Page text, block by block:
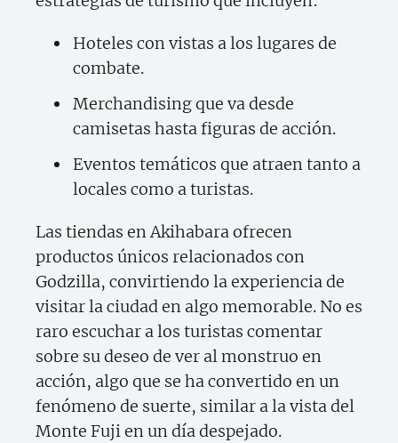
Hoteles con vistas a los lugares de
combate.
Merchandising que va desde
camisetas hasta figuras de acción.
Eventos temáticos que atraen tanto a
locales como a turistas.
Las tiendas en Akihabara ofrecen
productos únicos relacionados con
Godzilla, convirtiendo la experiencia de
visitar la ciudad en algo memorable. No es
raro escuchar a los turistas comentar
sobre su deseo de ver al monstruo en
acción, algo que se ha convertido en un
fenómeno de suerte, similar a la vista del
Monte Fuji en un día despejado.